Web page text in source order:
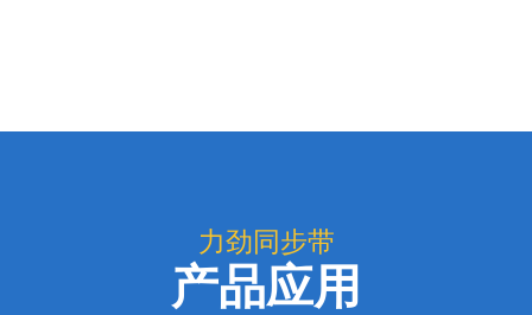
力劲同步带
产品应用